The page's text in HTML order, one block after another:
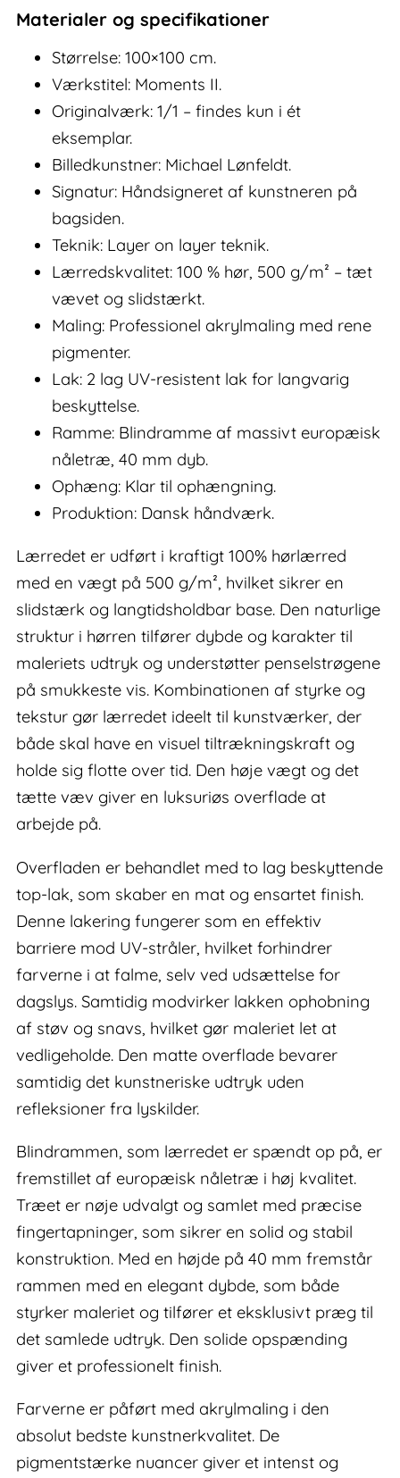
Materialer og specifikationer
Størrelse: 100×100 cm.
Værkstitel: Moments II.
Originalværk: 1/1 – findes kun i ét
eksemplar.
Billedkunstner: Michael Lønfeldt.
Signatur: Håndsigneret af kunstneren på
bagsiden.
Teknik: Layer on layer teknik.
Lærredskvalitet: 100 % hør, 500 g/m² – tæt
vævet og slidstærkt.
Maling: Professionel akrylmaling med rene
pigmenter.
Lak: 2 lag UV-resistent lak for langvarig
beskyttelse.
Ramme: Blindramme af massivt europæisk
nåletræ, 40 mm dyb.
Ophæng: Klar til ophængning.
Produktion: Dansk håndværk.
Lærredet er udført i kraftigt 100% hørlærred
med en vægt på 500 g/m², hvilket sikrer en
slidstærk og langtidsholdbar base. Den naturlige
struktur i hørren tilfører dybde og karakter til
maleriets udtryk og understøtter penselstrøgene
på smukkeste vis. Kombinationen af styrke og
tekstur gør lærredet ideelt til kunstværker, der
både skal have en visuel tiltrækningskraft og
holde sig flotte over tid. Den høje vægt og det
tætte væv giver en luksuriøs overflade at
arbejde på.
Overfladen er behandlet med to lag beskyttende
top-lak, som skaber en mat og ensartet finish.
Denne lakering fungerer som en effektiv
barriere mod UV-stråler, hvilket forhindrer
farverne i at falme, selv ved udsættelse for
dagslys. Samtidig modvirker lakken ophobning
af støv og snavs, hvilket gør maleriet let at
vedligeholde. Den matte overflade bevarer
samtidig det kunstneriske udtryk uden
refleksioner fra lyskilder.
Blindrammen, som lærredet er spændt op på, er
fremstillet af europæisk nåletræ i høj kvalitet.
Træet er nøje udvalgt og samlet med præcise
fingertapninger, som sikrer en solid og stabil
konstruktion. Med en højde på 40 mm fremstår
rammen med en elegant dybde, som både
styrker maleriet og tilfører et eksklusivt præg til
det samlede udtryk. Den solide opspænding
giver et professionelt finish.
Farverne er påført med akrylmaling i den
absolut bedste kunstnerkvalitet. De
pigmentstærke nuancer giver et intenst og